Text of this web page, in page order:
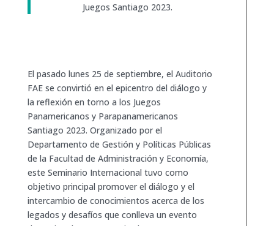
Juegos Santiago 2023.
El pasado lunes 25 de septiembre, el Auditorio
FAE se convirtió en el epicentro del diálogo y
la reflexión en torno a los Juegos
Panamericanos y Parapanamericanos
Santiago 2023. Organizado por el
Departamento de Gestión y Políticas Públicas
de la Facultad de Administración y Economía,
este Seminario Internacional tuvo como
objetivo principal promover el diálogo y el
intercambio de conocimientos acerca de los
legados y desafíos que conlleva un evento